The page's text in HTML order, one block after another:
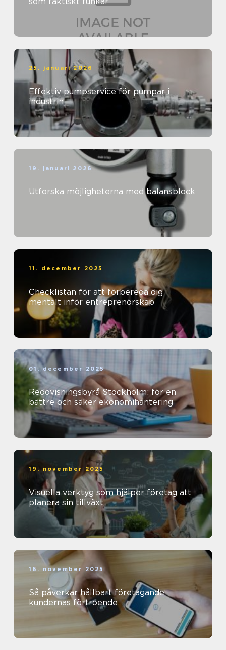
25. januari 2026
Effektiv pumpservice för pumpar i
industrin
19. januari 2026
Utforska möjligheterna med balansblock
11. december 2025
Checklistan för att förbereda dig
mentalt inför entreprenörskap
01. december 2025
Redovisningsbyrå Stockholm: för en
bättre och säker ekonomihantering
19. november 2025
Visuella verktyg som hjälper företag att
planera sin tillväxt
16. november 2025
Så påverkar hållbart företagande
kundernas förtroende